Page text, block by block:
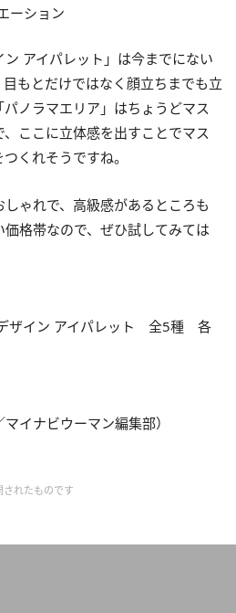
ーション
アイパレット」は今までにない
もとだけではなく顔立ちまでも立
ノラマエリア」はちょうどマス
ここに立体感を出すことでマス
くれそうですね。
ゃれで、高級感があるところも
格帯なので、ぜひ試してみては
ザイン アイパレット 全5種 各
イナビウーマン編集部）
れたものです